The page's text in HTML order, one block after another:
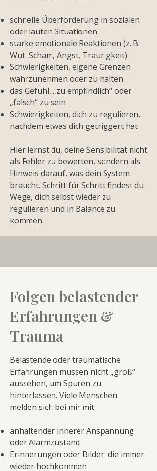
schnelle Überforderung in sozialen
oder lauten Situationen
starke emotionale Reaktionen (z. B.
Wut, Scham, Angst, Traurigkeit)
Schwierigkeiten, eigene Grenzen
wahrzunehmen oder zu halten
das Gefühl, „zu empfindlich“ oder
„falsch“ zu sein
Schwierigkeiten, dich zu regulieren,
nachdem etwas dich getriggert hat
​Hier lernst du, deine Sensibilität nicht
als Fehler zu bewerten, sondern als
Hinweis darauf, was dein System
braucht. Schritt für Schritt findest du
Wege, dich selbst wieder zu
regulieren und in Balance zu
kommen.
Folgen belastender
Erfahrungen &
Trauma
Belastende oder traumatische
Erfahrungen müssen nicht „groß“
aussehen, um Spuren zu
hinterlassen. Viele Menschen
melden sich bei mir mit:
anhaltender innerer Anspannung
oder Alarmzustand
Erinnerungen oder Bilder, die immer
wieder hochkommen